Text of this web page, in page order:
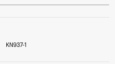
KN937-1